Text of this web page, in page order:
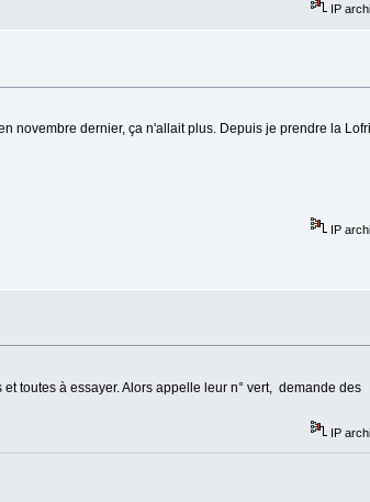
IP
novembre dernier, ça n'allait plus. Depuis je prendre la
IP
toutes à essayer. Alors appelle leur n° vert, demande des
IP